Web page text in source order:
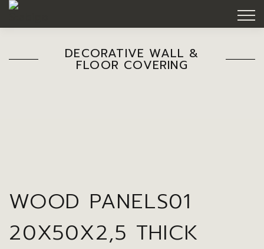
DECORATIVE WALL &
FLOOR COVERING
WOOD PANELS01
20X50X2,5 THICK